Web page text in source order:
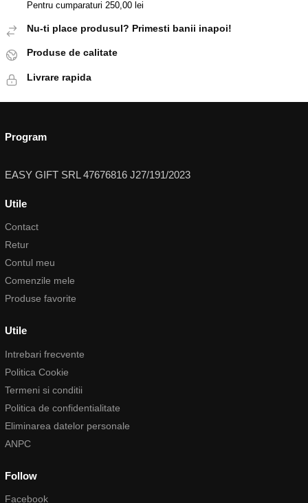
Pentru cumparaturi 250,00 lei
Nu-ti place produsul? Primesti banii inapoi!
Produse de calitate
Livrare rapida
Program
EASY GIFT SRL 47676816 J27/191/2023
Utile
Contact
Retur
Contul meu
Comenzile mele
Produse favorite
Utile
Intrebari frecvente
Politica Cookie
Termeni si conditii
Politica de confidentialitate
Eliminarea datelor personale
ANPC
Follow
Facebook